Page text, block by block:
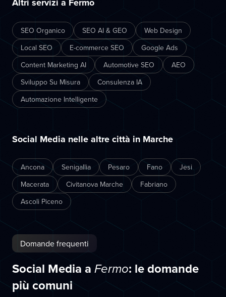
SEO Organico SEO AI & GEO
Web Design
Local SEO
E-commerce SEO
Google Ads
Content Marketing AI
Automotive SEO
AEO
Sviluppo Su Misura
Consulenza IA
Automazione Intelligente
Social Media nelle altre città in Marche
Ancona Senigallia Pesaro Fano
Jesi
Macerata
Civitanova Marche
Fabriano
Ascoli Piceno
Domande frequenti
Social Media a Fermo: le domande
più comuni